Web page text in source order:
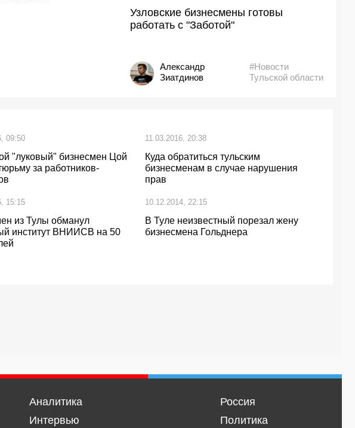
Узловские бизнесмены готовы
работать с "Заботой"
Александр
Зиатдинов
#Новости
Тульской области
09:50
"луковый" бизнесмен Цой
за работников-
11.03.2016, 20:38
Куда обратиться тульским
бизнесменам в случае нарушения
прав
15:15
из Тулы обманул
институт ВНИИСВ на 50
10.12.2014, 22:15
В Туле неизвестный порезал жену
бизнесмена Гольднера
Аналитика
Интервью
Россия
Политика